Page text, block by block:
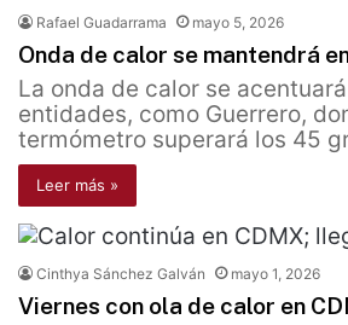
Rafael Guadarrama mayo 5, 2026
Onda de calor se mantendrá
La onda de calor se
entidades, como Guerrero,
termómetro superará los 45
Leer más »
Cinthya Sánchez Galván mayo 1, 2026
Viernes con ola de calor en